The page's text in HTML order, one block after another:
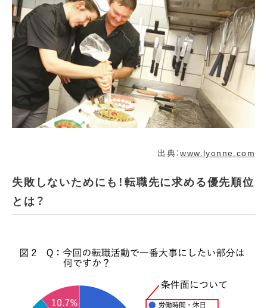
出典：www.lyonne.com
失敗しないためにも！転職先に求める優先順位
とは？